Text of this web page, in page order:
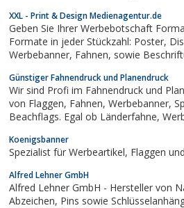
gesamte Messebedarf mit Displaysystemen,
Fahnenmasten.
XXL - Print & Design Medienagentur.de
Geben Sie Ihrer Werbebotschaft
Formate in jeder Stückzahl: Poster, Displays, Fußbodengraphik,
Werbebanner, Fahnen, sowie Beschriftungen für den Innen- und
erfahrenes Team hat inzwischen mehr
für Nationale sowie...
Günstiger Fahnendruck und Planendruck
Wir sind Profi im Fahnendruck und
von Flaggen, Fahnen, Werbebanner, Spannbänder und
Beachflags. Egal ob Länderfahne, Werbefahnen oder
hochwertigen Materialien und sind
bieten wir auch Fahnen- und
Koenigsbanner
Spezialist für
Alfred Lehner GmbH
Alfred Lehner GmbH - Hersteller von
Abzeichen, Pins sowie